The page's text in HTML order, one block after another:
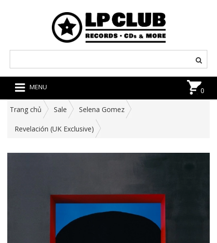
MENU 0
Trang chủ Sale Selena Gomez
Revelación (UK Exclusive)